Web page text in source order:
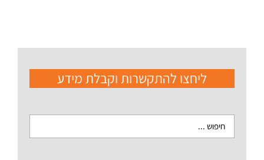
ליחצו להתקשרות וקבלת מידע